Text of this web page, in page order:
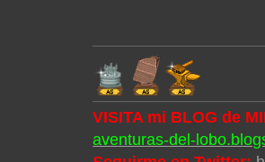
VISITA mi BLOG de
aventuras-del-